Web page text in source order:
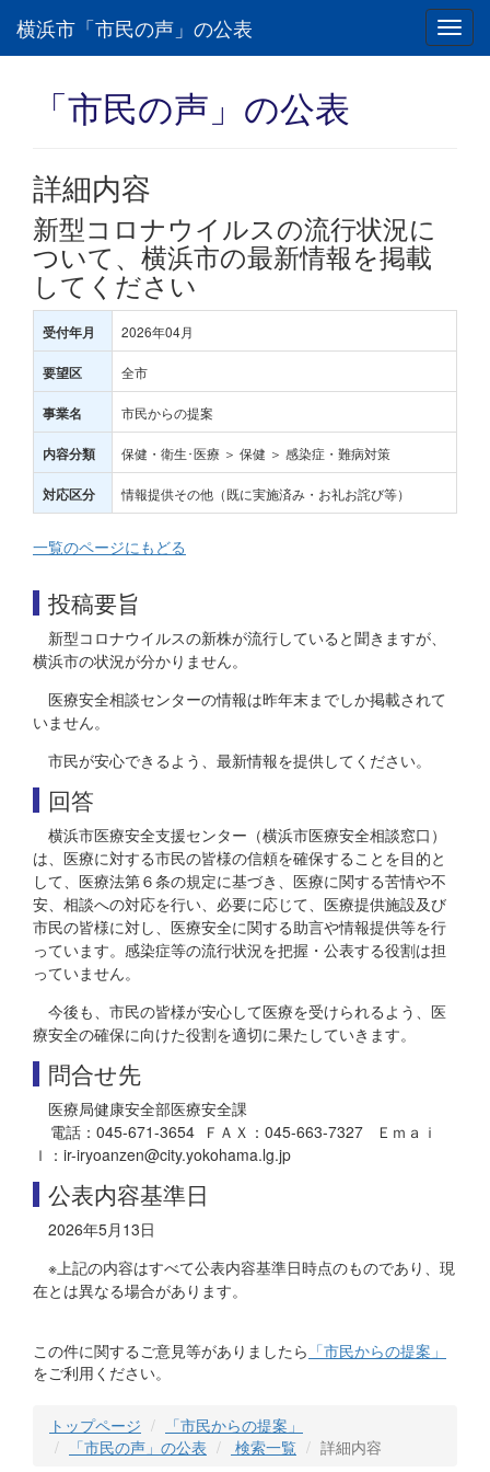
横浜市「市民の声」の公表
「市民の声」の公表
詳細内容
新型コロナウイルスの流行状況に
ついて、横浜市の最新情報を掲載
してください
受付年月 2026年04月
要望区 全市
事業名 市民からの提案
内容分類 保健・衛生･医療 ＞ 保健 ＞ 感染症・難病対策
対応区分 情報提供その他（既に実施済み・お礼お詫び等）
一覧のページにもどる
投稿要旨
新型コロナウイルスの新株が流行していると聞きますが、
横浜市の状況が分かりません。
医療安全相談センターの情報は昨年末までしか掲載されて
いません。
市民が安心できるよう、最新情報を提供してください。
回答
横浜市医療安全支援センター（横浜市医療安全相談窓口）
は、医療に対する市民の皆様の信頼を確保することを目的と
して、医療法第６条の規定に基づき、医療に関する苦情や不
安、相談への対応を行い、必要に応じて、医療提供施設及び
市民の皆様に対し、医療安全に関する助言や情報提供等を行
っています。感染症等の流行状況を把握・公表する役割は担
っていません。
今後も、市民の皆様が安心して医療を受けられるよう、医
療安全の確保に向けた役割を適切に果たしていきます。
問合せ先
医療局健康安全部医療安全課
電話：045-671-3654 ＦＡＸ：045-663-7327 Ｅｍａｉ
ｌ：ir-iryoanzen@city.yokohama.lg.jp
公表内容基準日
2026年5月13日
※上記の内容はすべて公表内容基準日時点のものであり、現
在とは異なる場合があります。
この件に関するご意見等がありましたら 「市民からの提案」
をご利用ください。
トップページ
「市民からの提案」
「市民の声」の公表
検索一覧 詳細内容